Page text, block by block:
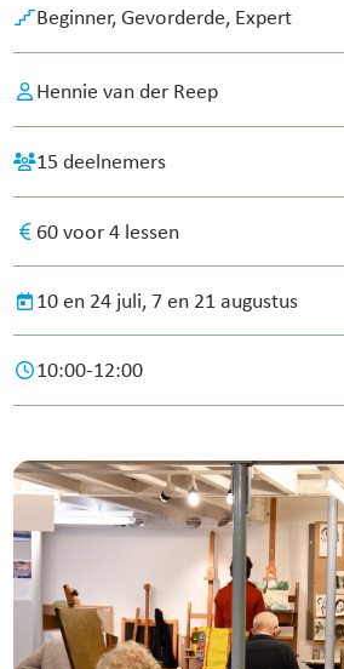
Beginner,Gevorderde, Expert
Hennie van der Reep
15 deelnemers
60 voor 4 lessen
10 en 24 juli, 7 en 21 augustus
10:00-12:00